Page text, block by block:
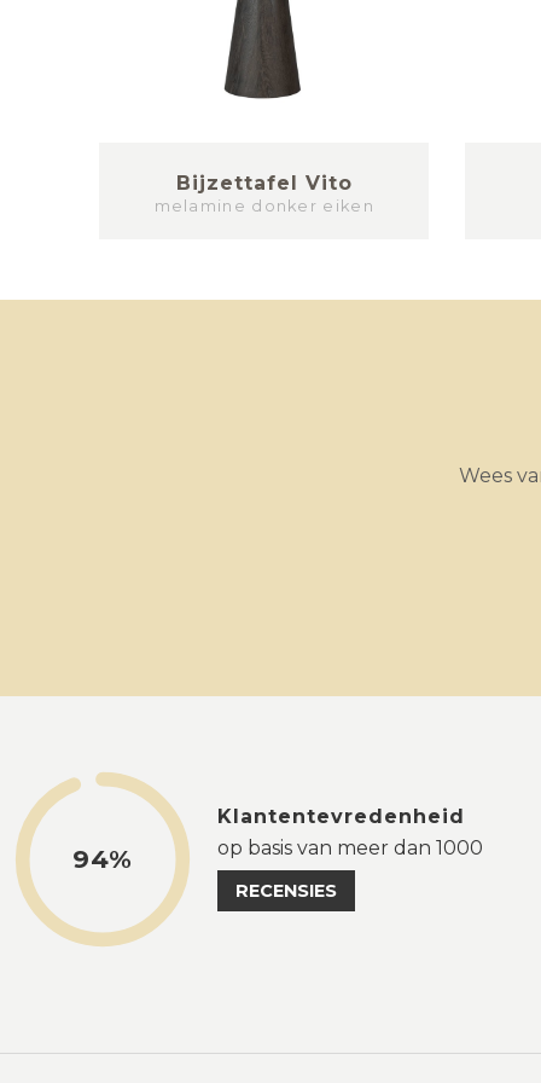
Bijzettafel Vito
melamine donker eiken
Wees
94%
Klantentevredenheid
op basis van meer dan 1000
RECENSIES